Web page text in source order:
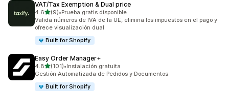
VAT/Tax Exemption & Dual price
4.6de 5 estrellas
(9)
9 reseñas en total
•Prueba gratis disponible
Valida números de IVA de la UE, elimina los impuestos en el pago y
ofrece visualización dual
Built for Shopify
Easy Order Manager+
4.8de 5 estrellas
(101)
101 reseñas en total
•Instalación gratuita
Gestión Automatizada de Pedidos y Documentos
Built for Shopify